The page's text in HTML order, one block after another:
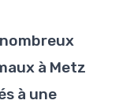
à Metz
à une